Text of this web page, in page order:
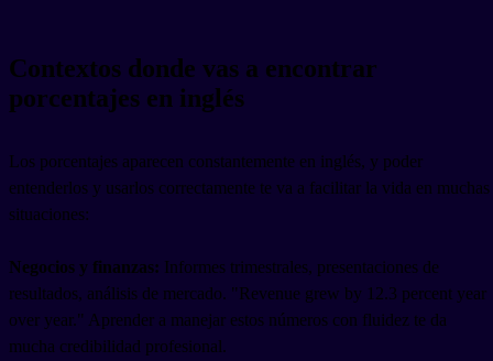
Contextos donde vas a encontrar
porcentajes en inglés
Los porcentajes aparecen constantemente en inglés, y poder
entenderlos y usarlos correctamente te va a facilitar la vida en muchas
situaciones:
Negocios y finanzas: Informes trimestrales, presentaciones de
resultados, análisis de mercado. "Revenue grew by 12.3 percent year
over year." Aprender a manejar estos números con fluidez te da
mucha credibilidad profesional.